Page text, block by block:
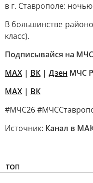
в г. Ставрополе:
В большинстве
класс).
Подписывайся на
MAX | ВК | Дзен МЧС
MAX | ВК
#МЧС26
Источник: Канал в
ТОП